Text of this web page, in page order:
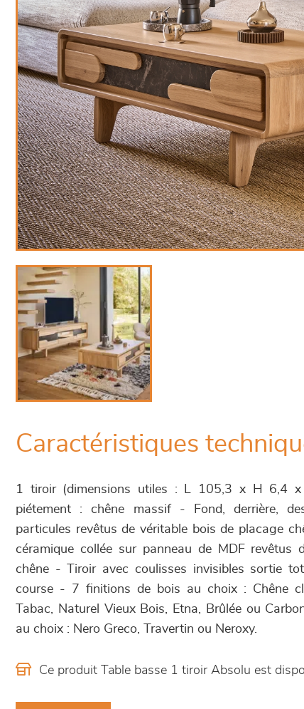
Caractéristiques
1 tiroir (dimensions utiles : L 105,3 x H 6,4
piétement : chêne massif - Fond, derrière,
particules revêtus de véritable bois de placage
céramique collée sur panneau de MDF revêtus
chêne - Tiroir avec coulisses invisibles sortie
course - 7 finitions de bois au choix : Chêne
Tabac, Naturel Vieux Bois, Etna, Brûlée ou
au choix : Nero Greco, Travertin ou Neroxy.
Ce produit Table basse 1 tiroir Absolu est